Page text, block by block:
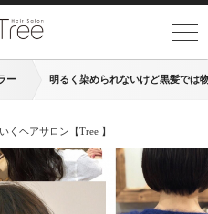
ー 明るく染められないけど黒髪では
くヘアサロン【Tree 】